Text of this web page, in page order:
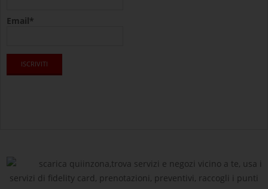
Email*
scarica quiinzona,trova servizi e negozi vicino a te, usa i
servizi di fidelity card, prenotazioni, preventivi, raccogli i punti